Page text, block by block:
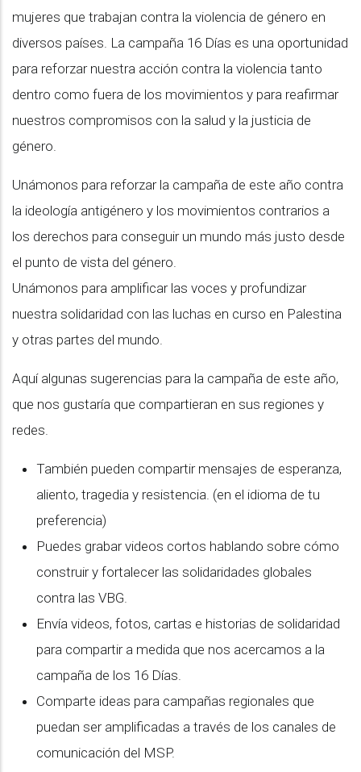
mujeres que trabajan contra la violencia de género en
diversos países. La campaña 16 Días es una oportunidad
para reforzar nuestra acción contra la violencia tanto
dentro como fuera de los movimientos y para reafirmar
nuestros compromisos con la salud y la justicia de
género.
Unámonos para reforzar la campaña de este año contra
la ideología antigénero y los movimientos contrarios a
los derechos para conseguir un mundo más justo desde
el punto de vista del género.
Unámonos para amplificar las voces y profundizar
nuestra solidaridad con las luchas en curso en Palestina
y otras partes del mundo.
Aquí algunas sugerencias para la campaña de este año,
que nos gustaría que compartieran en sus regiones y
redes.
También pueden compartir mensajes de esperanza,
aliento, tragedia y resistencia. (en el idioma de tu
preferencia)
Puedes grabar videos cortos hablando sobre cómo
construir y fortalecer las solidaridades globales
contra las VBG.
Envía videos, fotos, cartas e historias de solidaridad
para compartir a medida que nos acercamos a la
campaña de los 16 Días.
Comparte ideas para campañas regionales que
puedan ser amplificadas a través de los canales de
comunicación del MSP.